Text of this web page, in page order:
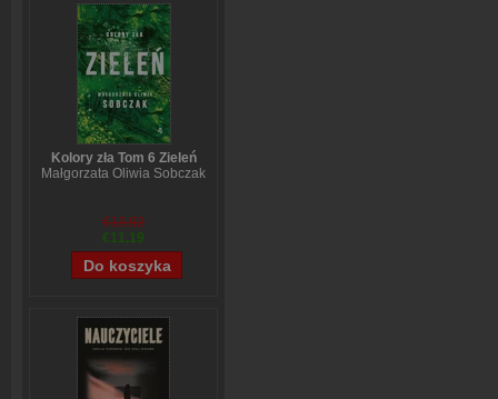
Kolory zła Tom 6 Zieleń
Małgorzata Oliwia Sobczak
€13,92
€11,19